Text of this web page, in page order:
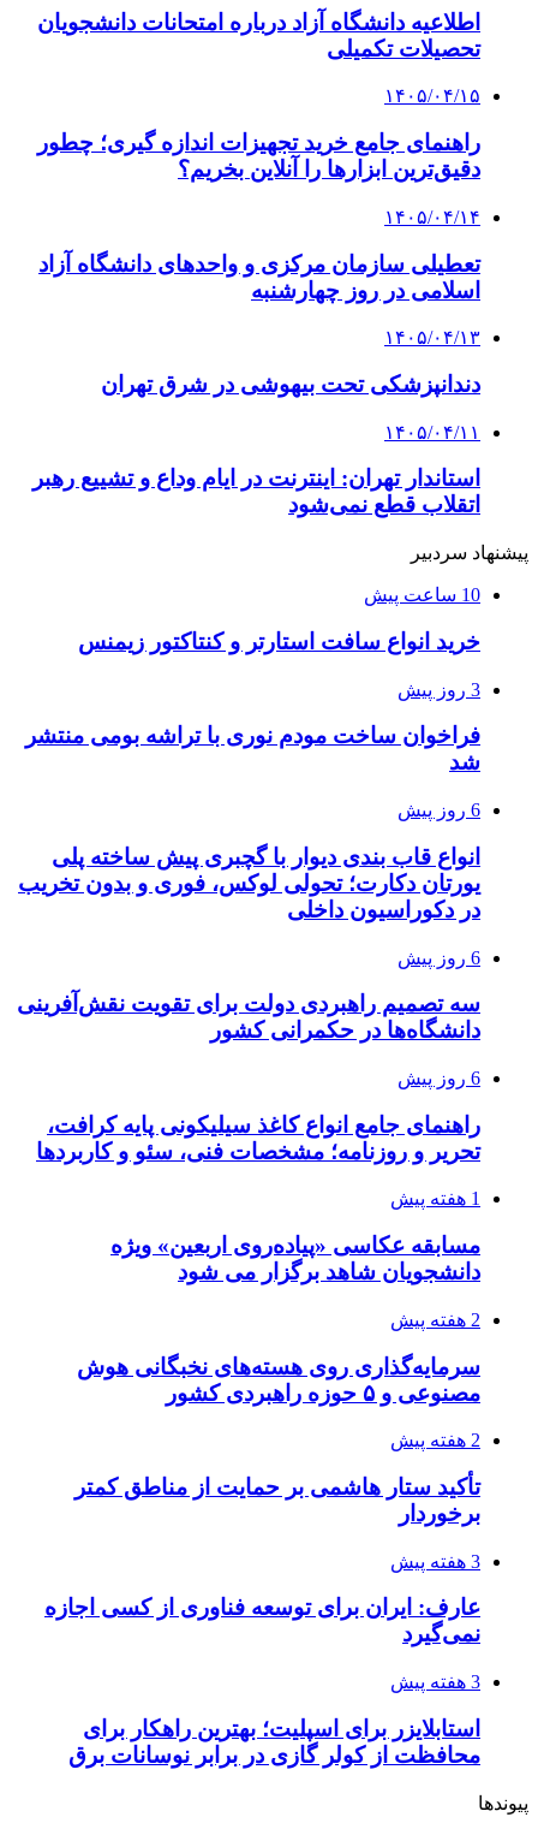
اطلاعیه دانشگاه آزاد درباره امتحانات دانشجویان
تحصیلات تکمیلی
۱۴۰۵/۰۴/۱۵
راهنمای جامع خرید تجهیزات اندازه گیری؛ چطور
دقیق‌ترین ابزارها را آنلاین بخریم؟
۱۴۰۵/۰۴/۱۴
تعطیلی سازمان مرکزی و واحدهای دانشگاه آزاد
اسلامی در روز چهارشنبه
۱۴۰۵/۰۴/۱۳
دندانپزشکی تحت بیهوشی در شرق تهران
۱۴۰۵/۰۴/۱۱
استاندار تهران: اینترنت در ایام وداع و تشییع رهبر
اتقلاب قطع نمی‌شود
پیشنهاد سردبیر
10 ساعت پیش
خرید انواع سافت استارتر و کنتاکتور زیمنس
3 روز پیش
فراخوان ساخت مودم نوری با تراشه بومی منتشر
شد
6 روز پیش
انواع قاب بندی دیوار با گچبری پیش ساخته پلی
یورتان دکارت؛ تحولی لوکس، فوری و بدون تخریب
در دکوراسیون داخلی
6 روز پیش
سه تصمیم راهبردی دولت برای تقویت نقش‌آفرینی
دانشگاه‌ها در حکمرانی کشور
6 روز پیش
راهنمای جامع انواع کاغذ سیلیکونی پایه کرافت،
تحریر و روزنامه؛ مشخصات فنی، سئو و کاربردها
1 هفته پیش
مسابقه عکاسی «پیاده‌روی اربعین» ویژه
دانشجویان شاهد برگزار می شود
2 هفته پیش
سرمایه‌گذاری روی هسته‌های نخبگانی هوش
مصنوعی و ۵ حوزه راهبردی کشور
2 هفته پیش
تأکید ستار هاشمی بر حمایت از مناطق کمتر
برخوردار
3 هفته پیش
عارف: ایران برای توسعه فناوری از کسی اجازه
نمی‌گیرد
3 هفته پیش
استابلایزر برای اسپلیت؛ بهترین راهکار برای
محافظت از کولر گازی در برابر نوسانات برق
پیوندها